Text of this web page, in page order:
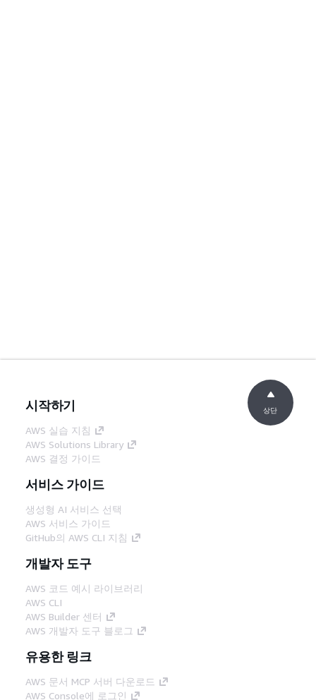
시작하기
AWS 실습 지침
AWS Solutions Library
AWS 결정 가이드
서비스 가이드
생성형 AI 서비스 선택
AWS 서비스 가이드
GitHub의 AWS CLI 지침
개발자 도구
AWS 코드 예시 라이브러리
AWS CLI
AWS Builder 센터
AWS 개발자 도구 블로그
유용한 링크
AWS 문서 MCP 서버 다운로드
AWS Console에 로그인
상단